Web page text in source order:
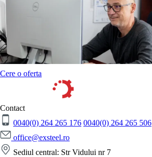
Cere o oferta
Contact
0040(0) 264 265 176 0040(0) 264 265 506
office@exsteel.ro
Sediul central: Str Vidului nr 7